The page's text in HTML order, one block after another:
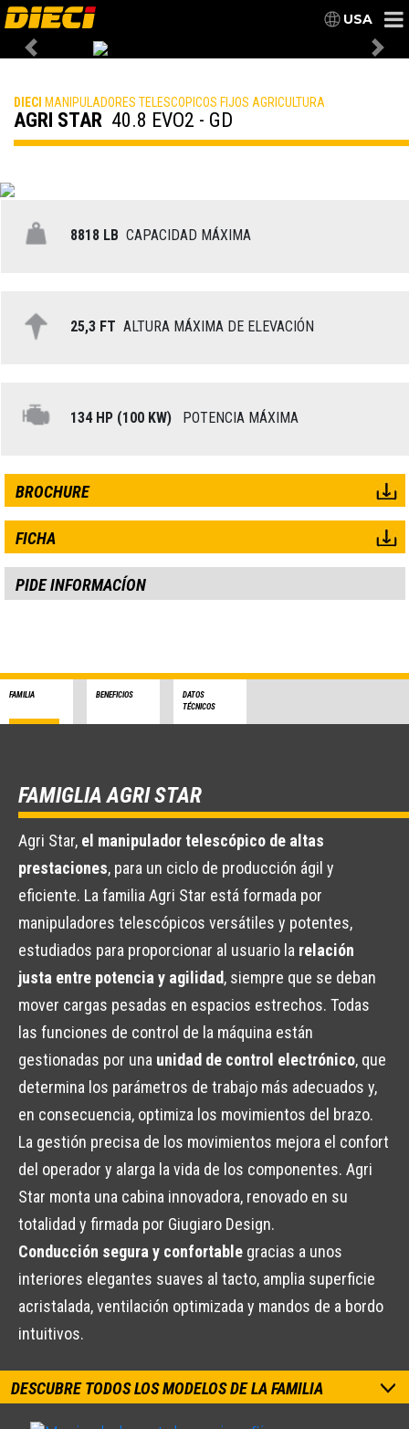
USA
Previous
DIECI MANIPULADORES TELESCOPICOS FIJOS AGRICULTURA
AGRI STAR 40.8 EVO2 - GD
8818 LB CAPACIDAD MÁXIMA
25,3 FT ALTURA MÁXIMA DE ELEVACIÓN
134 HP (100 KW) POTENCIA MÁXIMA
BROCHURE
FICHA
PIDE INFORMACÍON
FAMILIA BENEFICIOS
DATOS
TÉCNICOS
FAMIGLIA AGRI STAR
Agri Star, el manipulador telescópico de altas
prestaciones, para un ciclo de producción ágil y
eficiente. La familia Agri Star está formada por
manipuladores telescópicos versátiles y potentes,
estudiados para proporcionar al usuario la relación
justa entre potencia y agilidad, siempre que se deban
mover cargas pesadas en espacios estrechos. Todas
las funciones de control de la máquina están
gestionadas por una unidad de control electrónico, que
determina los parámetros de trabajo más adecuados y,
en consecuencia, optimiza los movimientos del brazo.
La gestión precisa de los movimientos mejora el confort
del operador y alarga la vida de los componentes. Agri
Star monta una cabina innovadora, renovado en su
totalidad y firmada por Giugiaro Design.
Conducción segura y confortable gracias a unos
interiores elegantes suaves al tacto, amplia superficie
acristalada, ventilación optimizada y mandos de a bordo
intuitivos.
DESCUBRE TODOS LOS MODELOS DE LA FAMILIA